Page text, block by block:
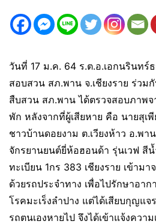
วันที่ 17 ม.ค. 64 ร.ต.อ.เอกนรินทร์
สอบสวน สภ.พาน จ.เชียงราย ร่วม
สืบสวน สภ.พาน ได้ตรวจสอบภาพจ
พัก หลังจากที่ผู้เสียหาย คือ นายสุเ
ชาวบ้านดอยงาม ต.เวียงห้าว อ.พา
จักรยานยนต์ยี่ห้อฮอนด้า รุ่นเวฟ สีน้
ทะเบียน 1กร 383 เชียงราย เข้าม
ด้วยรถประจำทาง เพื่อไปรักษาอา
โรคมะเร็งลำปาง แต่ได้เสียบกุญแ
รถตนเองหายไป จึงได้เข้าแจ้งคว